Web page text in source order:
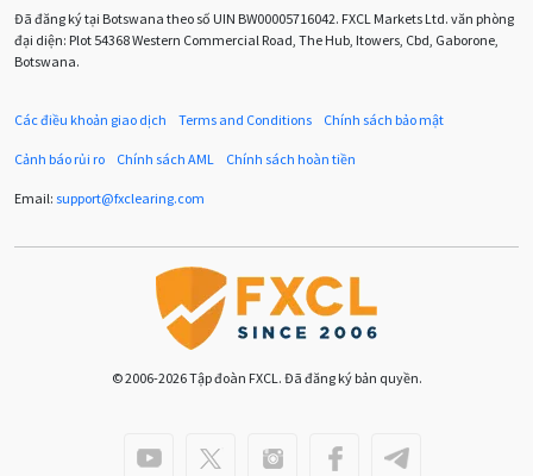
Con số xu hướng Các mức Fibonacci Cắt lỗ
Dừng lại Dừng lỗ
EUR / AUD EUR / USD
EURJPY EURUSD Euro
Expert Advisor Expert Advisors FOMC
Đã đăng ký tại Botswana theo số UIN BW00005716042. FXCL Markets Ltd. văn phòng
đại diện: Plot 54368 Western Commercial Road, The Hub, Itowers, Cbd, Gaborone,
Botswana.
Các điều khoản giao dịch Terms and Conditions Chính sách bảo mật
Cảnh báo rủi ro Chính sách AML Chính sách hoàn tiền
Email: support@fxclearing.com
© 2006-2026 Tập đoàn FXCL. Đã đăng ký bản quyền.